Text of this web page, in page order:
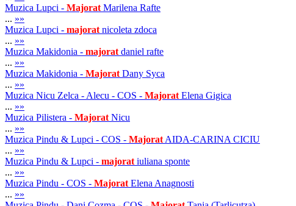
Muzica Lupci - Majorat Marilena Rafte
... »»
Muzica Lupci - majorat nicoleta zdoca
... »»
Muzica Makidonia - majorat daniel rafte
... »»
Muzica Makidonia - Majorat Dany Syca
... »»
Muzica Nicu Zelca - Alecu - COS - Majorat Elena Gigica
... »»
Muzica Pilistera - Majorat Nicu
... »»
Muzica Pindu & Lupci - COS - Majorat AIDA-CARINA CICIU
... »»
Muzica Pindu & Lupci - majorat iuliana sponte
... »»
Muzica Pindu - COS - Majorat Elena Anagnosti
... »»